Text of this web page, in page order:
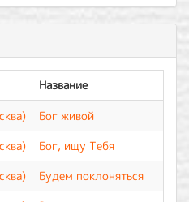
Название
Бог живой
Бог, ищу Тебя
Будем поклоняться